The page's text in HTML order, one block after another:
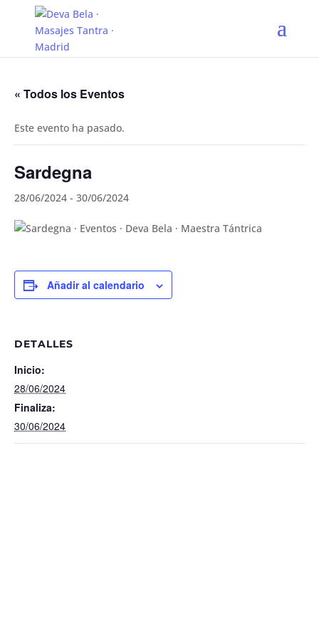
« Todos los Eventos
Este evento ha pasado.
Sardegna
28/06/2024 - 30/06/2024
Añadir al calendario
DETALLES
Inicio:
28/06/2024
Finaliza:
30/06/2024